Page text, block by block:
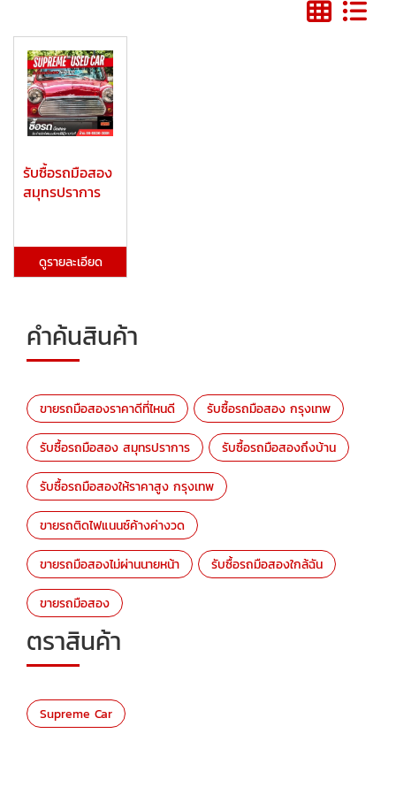
รับซื้อรถมือสอง
สมุทรปราการ
ดูรายละเอียด
คำค้นสินค้า
ขายรถมือสองราคาดีที่ไหนดี รับซื้อรถมือสอง กรุงเทพ
รับซื้อรถมือสอง สมุทรปราการ รับซื้อรถมือสองถึงบ้าน
รับซื้อรถมือสองให้ราคาสูง กรุงเทพ
ขายรถติดไฟแนนซ์ค้างค่างวด
ขายรถมือสองไม่ผ่านนายหน้า รับซื้อรถมือสองใกล้ฉัน
ขายรถมือสอง
ตราสินค้า
Supreme Car